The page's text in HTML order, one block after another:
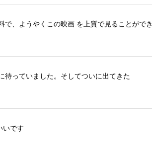
で、ようやくこの映画 を上質で見ることができ
っていました。 そしてついに出てきた
いです